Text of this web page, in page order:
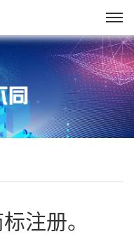
注册。